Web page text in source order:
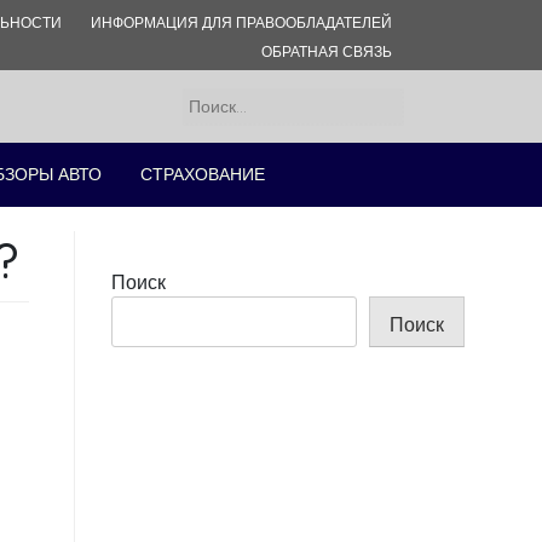
ИНФОРМАЦИЯ ДЛЯ ПРАВООБЛАДАТЕЛЕЙ
ОБРАТНАЯ СВЯЗЬ
Найти:
АВТО СТРАХОВАНИЕ
Поиск
Поиск